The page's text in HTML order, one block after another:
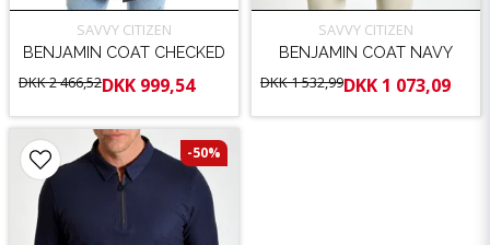
SAVVY CITIZEN
BENJAMIN COAT CHECKED
DKK 2 466,52DKK 999,54
SAVVY CITIZEN
BENJAMIN COAT NAVY
DKK 1 532,99DKK 1 073,09
-50%